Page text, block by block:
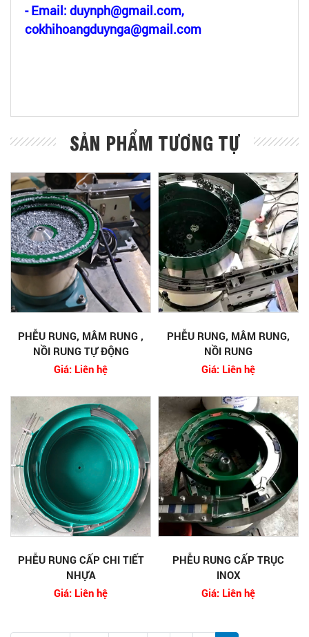
- Email: duynph@gmail.com,
cokhihoangduynga@gmail.com
SẢN PHẨM TƯƠNG TỰ
PHỄU RUNG, MÂM RUNG ,
NỒI RUNG TỰ ĐỘNG
Giá: Liên hệ
PHỄU RUNG, MÂM RUNG,
NỒI RUNG
Giá: Liên hệ
PHỄU RUNG CẤP CHI TIẾT
NHỰA
Giá: Liên hệ
PHỄU RUNG CẤP TRỤC
INOX
Giá: Liên hệ